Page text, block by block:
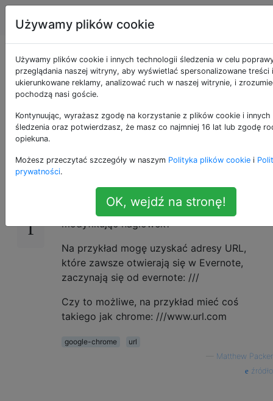
Apple Tagi
Tworzenie adresu
URL, który zawsze
otwiera się w Chrome
15
Jeśli chcę mieć pewność, że po kliknięciu
przeglądarce Chrome (zamiast domyślnej
przeglądarki), czy mogę to zrobić,
modyfikując nagłówek?
Na przykład mogę uzyskać adresy URL,
które zawsze otwierają się w Evernote,
zaczynają się od evernote: ///
Czy to możliwe, na przykład mieć coś
takiego jak chrome: ///www.url.com
google-chrome
url
Matthew Packer
źródło
Używamy plików cookie
Używamy plików cookie i innych technologii śledzenia w celu
przeglądania naszej witryny, aby wyświetlać spersonalizowane treści i
ukierunkowane reklamy, analizować ruch w naszej witrynie, i
pochodzą nasi goście.
Kontynuując, wyrażasz zgodę na korzystanie z plików cookie i
śledzenia oraz potwierdzasz, że masz co najmniej 16 lat lub zgodę
opiekuna.
Możesz przeczytać szczegóły w naszym Polityka plików cookie i
prywatności.
OK, wejdź na stronę!